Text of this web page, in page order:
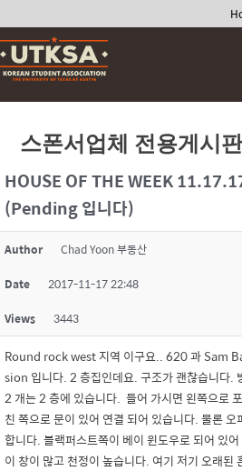
Skip
to
content
스폰서업체 전용게시판
HOUSE OF THE WEEK
(Pending 입니다)
Author Chad Yoon 부동산
Date 2017-11-17 22:48
Views 3443
Round rock west 지역 이구요.. 620 과 Sam
sion 입니다. 2 층집인데요. 구조가 괜찮습니다.
2 개는 2 층에 있습니다. 들어 가시면 왼쪽으로
친 쪽으로 문이 있어 연결 되어 있습니다. 물론
합니다. 블랙퍼스트쪽이 베이 윈도우로 되어 있
이 창이 많고 천정이 높습니다. 여기 저기 오래된